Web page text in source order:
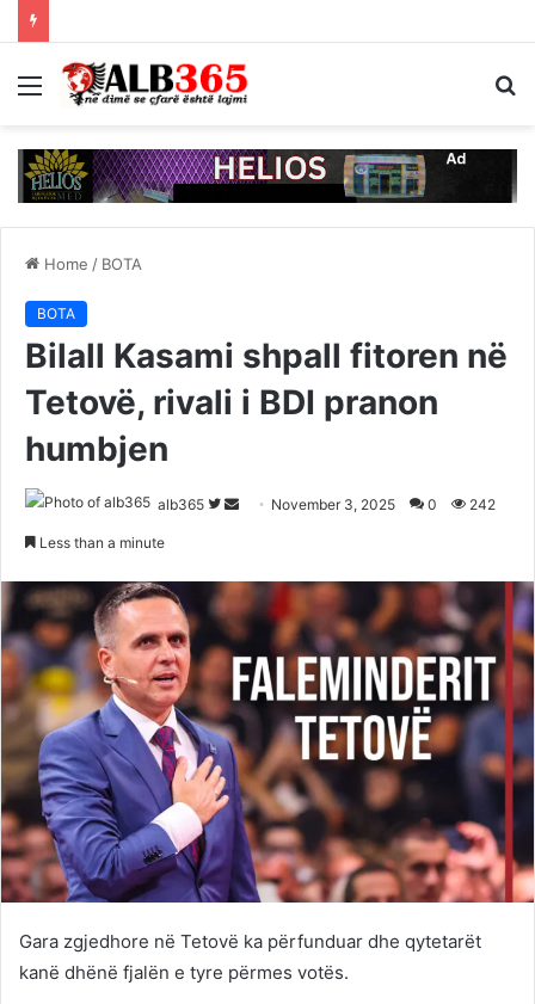
Menu
Home / BOTA
BOTA
Bilall Kasami shpall fitoren në
Tetovë, rivali i BDI pranon
humbjen
alb365
Follow
Send November 3, 2025 0 242
Less than a minute
Gara zgjedhore në Tetovë ka përfunduar dhe qytetarët
kanë dhënë fjalën e tyre përmes votës.